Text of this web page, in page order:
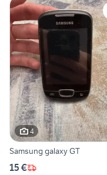
4
Samsung galaxy GT
15 €